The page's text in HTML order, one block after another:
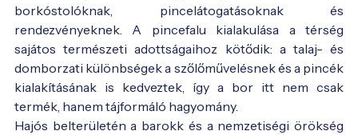
borkóstolóknak, pincelátogatásoknak és
rendezvényeknek. A pincefalu kialakulása a térség
sajátos természeti adottságaihoz kötődik: a talaj- és
domborzati különbségek a szőlőművelésnek és a pincék
kialakításának is kedveztek, így a bor itt nem csak
termék, hanem tájformáló hagyomány.
Hajós belterületén a barokk és a nemzetiségi örökség